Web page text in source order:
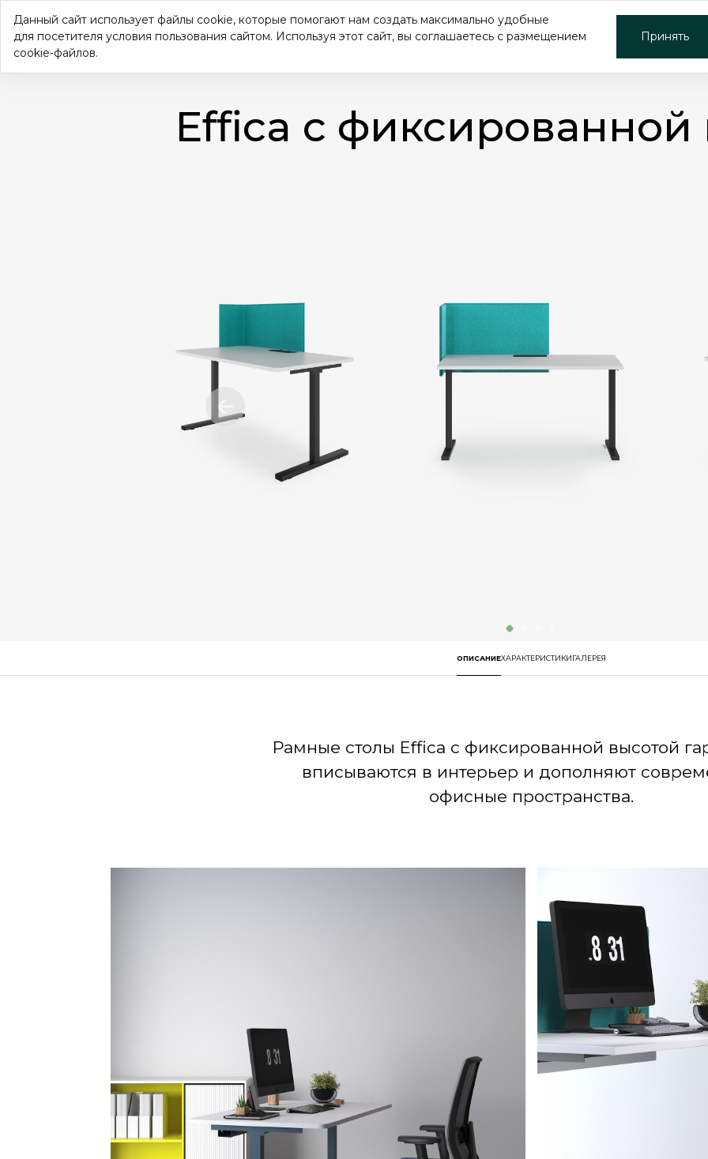
ПРОЕКТЫ
Effica с фиксированной
ОПИСАНИЕХАРАКТЕРИСТИКИГАЛЕРЕЯ
Рамные столы Effica с фиксированной высотой
вписываются в интерьер и дополняют
офисные пространства.
Данный сайт использует файлы cookie, которые помогают нам создать максимально удобные
для посетителя условия пользования сайтом. Используя этот сайт, вы соглашаетесь с размещением
cookie‑файлов.
Принять